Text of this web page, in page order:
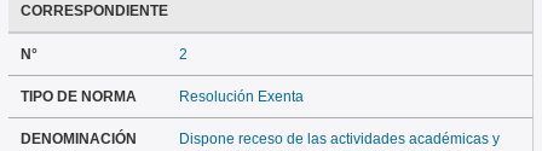
CORRESPONDIENTE
N° 2
TIPO DE NORMA Resolución Exenta
DENOMINACIÓN
Dispone receso de las actividades académicas y